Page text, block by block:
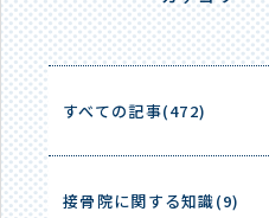
すべての記事(472)
接骨院に関する知識(9)